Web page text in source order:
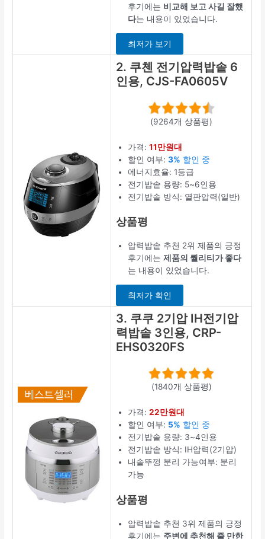
후기에는 비교해 보고 사길 잘했
다는 내용이 있었습니다.
최저가 보기
2. 쿠첸 전기압력밥솥 6
인용, CJS-FA0605V
(9264개 상품평)
가격:11만원대
할인 여부:3% 할인 중
에너지효율: 1등급
전기밥솥 용량: 5~6인용
전기밥솥 방식: 열판압력(일반)
상품평
압력밥솥 추천 2위 제품의 긍정
후기에는제품의 퀄리티가 좋다
는 내용이 있었습니다.
최저가 확인
3. 쿠쿠 2기압 IH전기압
력밥솥 3인용, CRP-
EHS0320FS
(1840개 상품평)
가격:22만원대
할인 여부: 5% 할인 중
전기밥솥 용량: 3~4인용
전기밥솥 방식: IH압력(2기압)
내솥뚜껑 분리 가능여부: 분리
가능
상품평
압력밥솥 추천 3위 제품의 긍정
후기에는 주변에 추천해 줄 만한